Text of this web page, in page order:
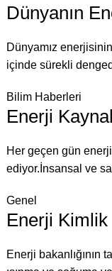
Dünyanın
Dünyamız
içinde sürekli
Bilim Haberleri
Enerji
Her geçen gün enerji
ediyor.İnsansal ve
Genel
Enerji Kimlik
Enerji bakanlığının